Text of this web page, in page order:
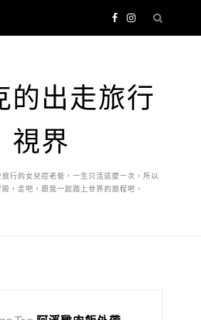
的出走旅行
視界
行的女兒控老爸，一生只活這麼一次，所以
，走吧，跟我一起踏上世界的旅程吧。